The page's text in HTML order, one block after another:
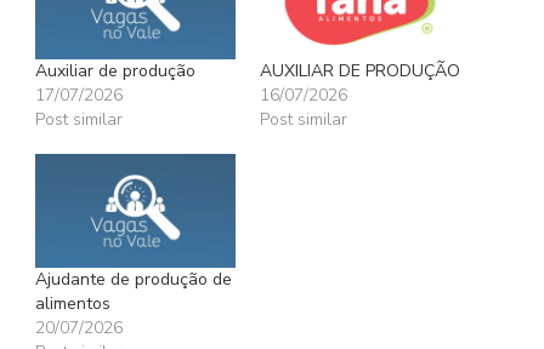
Auxiliar de produção
17/07/2026
Post similar
AUXILIAR DE PRODUÇÃO
16/07/2026
Post similar
Ajudante de produção de
alimentos
20/07/2026